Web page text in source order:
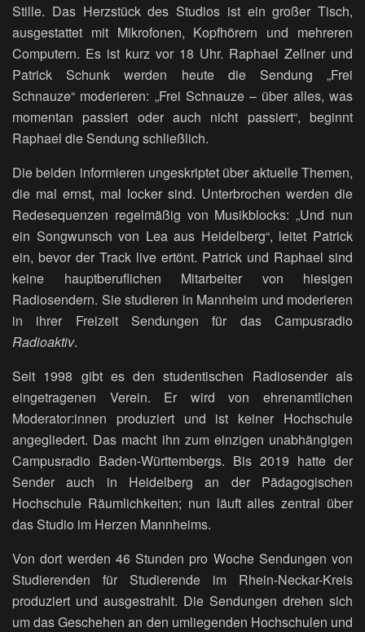
Stille. Das Herzstück des Studios ist ein großer Tisch,
ausgestattet mit Mikrofonen, Kopfhörern und mehreren
Computern. Es ist kurz vor 18 Uhr. Raphael Zellner und
Patrick Schunk werden heute die Sendung „Frei
Schnauze“ moderieren: „Frei Schnauze – über alles, was
momentan passiert oder auch nicht passiert“, beginnt
Raphael die Sendung schließlich.
Die beiden informieren ungeskriptet über aktuelle Themen,
die mal ernst, mal locker sind. Unterbrochen werden die
Redesequenzen regelmäßig von Musikblocks: „Und nun
ein Songwunsch von Lea aus Heidelberg“, leitet Patrick
ein, bevor der Track live ertönt. Patrick und Raphael sind
keine hauptberuflichen Mitarbeiter von hiesigen
Radiosendern. Sie studieren in Mannheim und moderieren
in ihrer Freizeit Sendungen für das Campusradio
Radioaktiv.
Seit 1998 gibt es den studentischen Radiosender als
eingetragenen Verein. Er wird von ehrenamtlichen
Moderator:innen produziert und ist keiner Hochschule
angegliedert. Das macht ihn zum einzigen unabhängigen
Campusradio Baden-Württembergs. Bis 2019 hatte der
Sender auch in Heidelberg an der Pädagogischen
Hochschule Räumlichkeiten; nun läuft alles zentral über
das Studio im Herzen Mannheims.
Von dort werden 46 Stunden pro Woche Sendungen von
Studierenden für Studierende im Rhein-Neckar-Kreis
produziert und ausgestrahlt. Die Sendungen drehen sich
um das Geschehen an den umliegenden Hochschulen und